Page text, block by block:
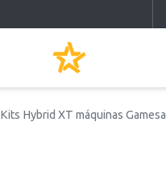
Kits Hybrid XT máquinas Gamesa